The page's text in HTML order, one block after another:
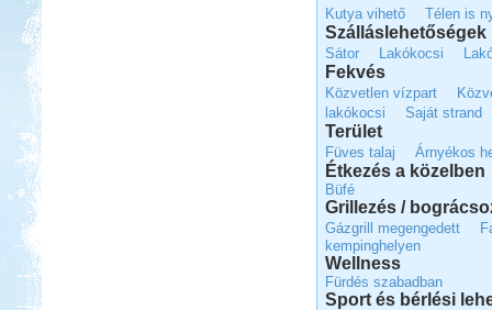
Kutya vihető Télen is
Szálláslehetőségek
Sátor Lakókocsi
Fekvés
Közvetlen vízpart
lakókocsi
Saját strand
Terület
Füves talaj Árnyékos
Étkezés a közelben
Büfé
Grillezés /
Gázgrill megengedett
kempinghelyen
Wellness
Fürdés szabadban
Sport és bérlési